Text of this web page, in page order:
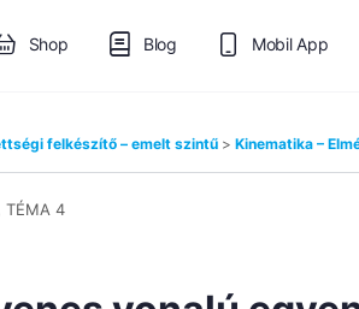
Shop Blog Mobil App
felkészítő – emelt szintű Kinematika –
TÉMA 4